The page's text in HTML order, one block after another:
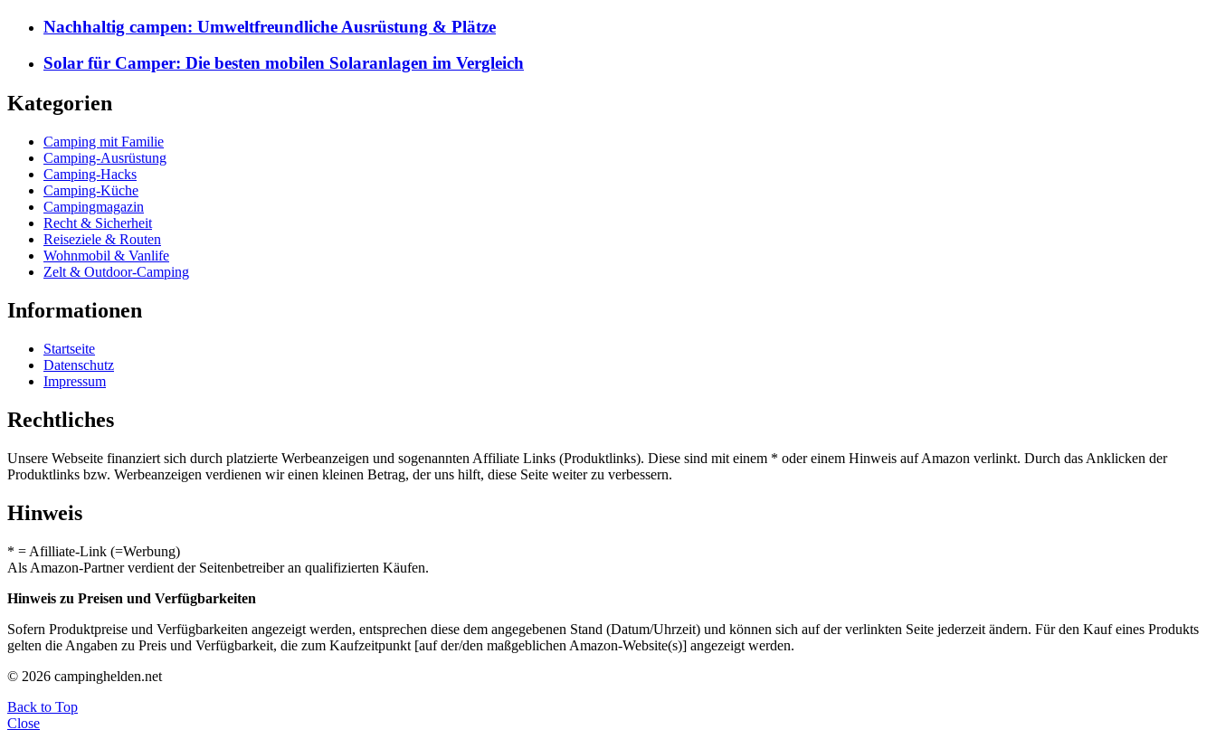
Nachhaltig campen: Umweltfreundliche Ausrüstung & Plätze
Solar für Camper: Die besten mobilen Solaranlagen im Vergleich
Kategorien
Camping mit Familie
Camping-Ausrüstung
Camping-Hacks
Camping-Küche
Campingmagazin
Recht & Sicherheit
Reiseziele & Routen
Wohnmobil & Vanlife
Zelt & Outdoor-Camping
Informationen
Startseite
Datenschutz
Impressum
Rechtliches
Unsere Webseite finanziert sich durch platzierte Werbeanzeigen und sogenannten Affiliate Links (Produktlinks). Diese sind mit einem * oder einem Hinweis auf Amazon verlinkt. Durch das Anklicken der
Produktlinks bzw. Werbeanzeigen verdienen wir einen kleinen Betrag, der uns hilft, diese Seite weiter zu verbessern.
Hinweis
* = Afilliate-Link (=Werbung)
Als Amazon-Partner verdient der Seitenbetreiber an qualifizierten Käufen.
Hinweis zu Preisen und Verfügbarkeiten
Sofern Produktpreise und Verfügbarkeiten angezeigt werden, entsprechen diese dem angegebenen Stand (Datum/Uhrzeit) und können sich auf der verlinkten Seite jederzeit ändern. Für den Kauf eines Produkts
gelten die Angaben zu Preis und Verfügbarkeit, die zum Kaufzeitpunkt [auf der/den maßgeblichen Amazon-Website(s)] angezeigt werden.
© 2026 campinghelden.net
Back to Top
Close